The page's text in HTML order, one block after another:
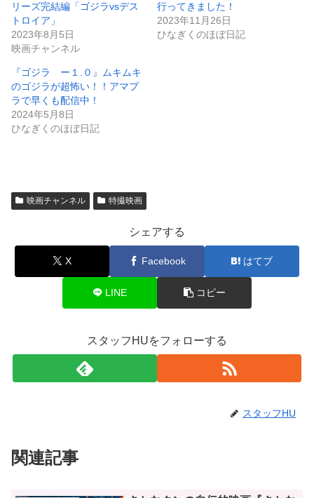
リーズ完結編「ゴジラvsデス
トロイア」
2023年8月5日
映画チャンネル
行ってきました！
2023年11月26日
ひなぎくのほぼ日記
『ゴジラ ー１.０』ムキムキ
のゴジラが超怖い！！アマプ
ラで早くも配信中！
2024年5月8日
ひなぎくのほぼ日記
映画チャンネル 特撮映画
シェアする
X Facebook はてブ
LINE コピー
スタッフHUをフォローする
スタッフHU
関連記事